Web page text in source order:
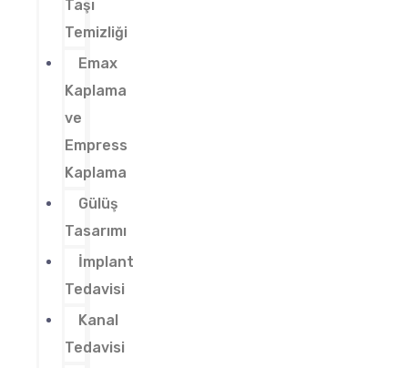
Taşı
Temizliği
Emax
Kaplama
ve
Empress
Kaplama
Gülüş
Tasarımı
İmplant
Tedavisi
Kanal
Tedavisi